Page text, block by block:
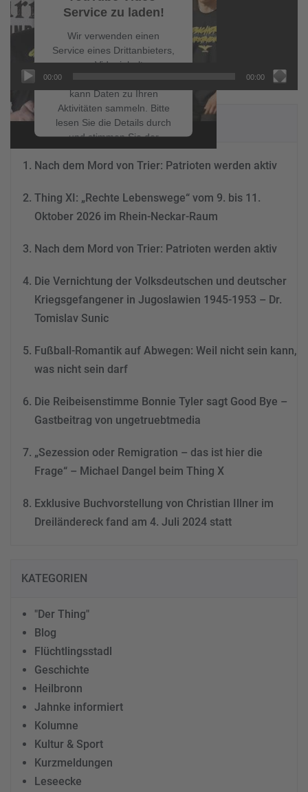
Service zu laden!
Wir verwenden einen
Service eines Drittanbieters,
um Videoinhalte
einzubetten. Dieser Service
kann Daten zu Ihren
Aktivitäten sammeln. Bitte
lesen Sie die Details durch
und stimmen Sie der
Nutzung des Service zu, um
dieses Video anzusehen.
Mehr Informationen
Consent Management
&
00:00 00:00
NEUESTE BEITRÄGE
Nach dem Mord von Trier: Patrioten werden aktiv
Thing XI: „Rechte Lebenswege“ vom 9. bis 11.
Oktober 2026 im Rhein-Neckar-Raum
Nach dem Mord von Trier: Patrioten werden aktiv
Die Vernichtung der Volksdeutschen und deutscher
Kriegsgefangener in Jugoslawien 1945-1953 – Dr.
Tomislav Sunic
Fußball-Romantik auf Abwegen: Weil nicht sein kann,
was nicht sein darf
Die Reibeisenstimme Bonnie Tyler sagt Good Bye –
Gastbeitrag von ungetruebtmedia
„Sezession oder Remigration – das ist hier die
Frage“ – Michael Dangel beim Thing X
Exklusive Buchvorstellung von Christian Illner im
Dreiländereck fand am 4. Juli 2024 statt
KATEGORIEN
"Der Thing"
Blog
Flüchtlingsstadl
Geschichte
Heilbronn
Jahnke informiert
Kolumne
Kultur & Sport
Kurzmeldungen
Leseecke